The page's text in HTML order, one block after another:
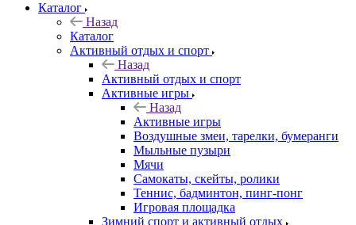
Каталог
Назад
Каталог
Активный отдых и спорт
Назад
Активный отдых и спорт
Активные игры
Назад
Активные игры
Воздушные змеи, тарелки, бумеранги
Мыльные пузыри
Мячи
Самокаты, скейты, ролики
Теннис, бадминтон, пинг-понг
Игровая площадка
Зимний спорт и активный отдых